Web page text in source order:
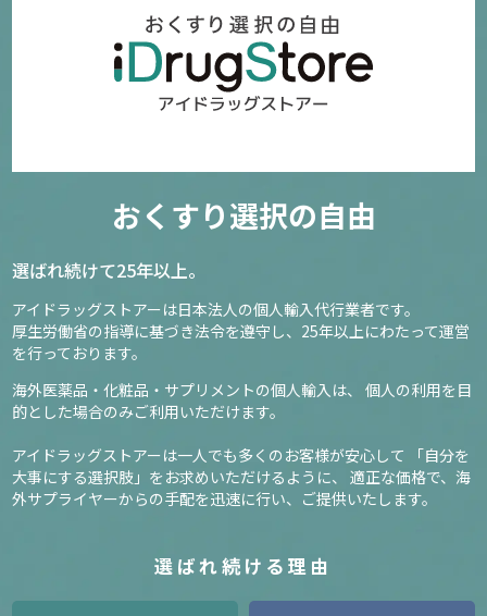
おくすり選択の自由
選ばれ続けて25年以上。
アイドラッグストアーは日本法人の個人輸入代行業者です。
厚生労働省の指導に基づき法令を遵守し、 25年以上にわたって運営
を行っております。
海外医薬品・化粧品・サプリメントの個人輸入は、
個人の利用を目
的とした場合のみご利用いただけます。
アイドラッグストアーは一人でも多くのお客様が安心して
「自分を
大事にする選択肢」をお求めいただけるように、
適正な価格で、海
外サプライヤーからの手配を迅速に行い、ご提供いたします。
選ばれ続ける理由